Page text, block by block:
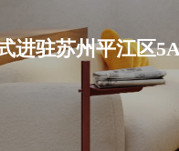
进驻苏州平江区